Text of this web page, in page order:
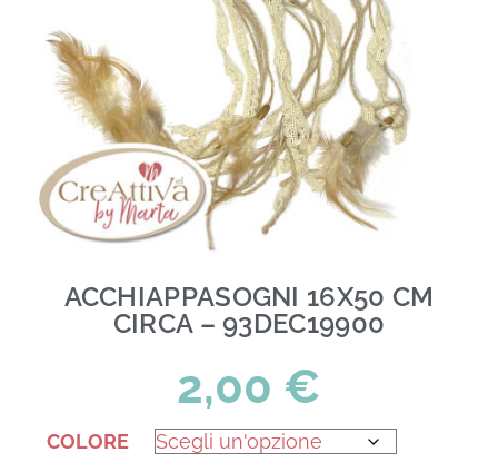
ACCHIAPPASOGNI 16X50 CM
CIRCA – 93DEC19900
2,00 €
COLORE